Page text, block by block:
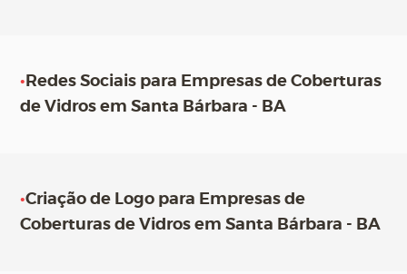
• Redes Sociais para Empresas de Coberturas
de Vidros em Santa Bárbara - BA
•Criação de Logo para Empresas de
Coberturas de Vidros em Santa Bárbara - BA